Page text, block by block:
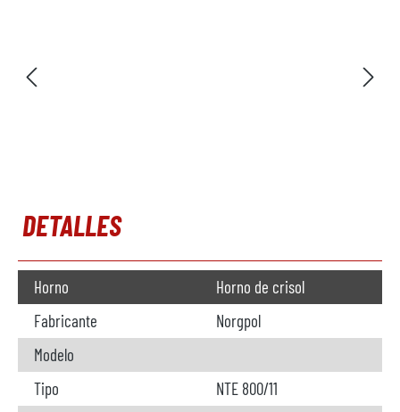
DETALLES
Horno
Horno de crisol
Fabricante
Norgpol
Modelo
Tipo
NTE 800/11